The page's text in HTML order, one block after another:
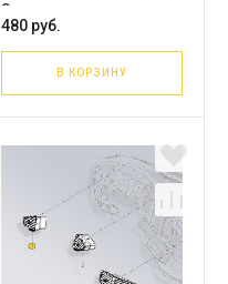
Оригинал
480 руб.
В КОРЗИНУ